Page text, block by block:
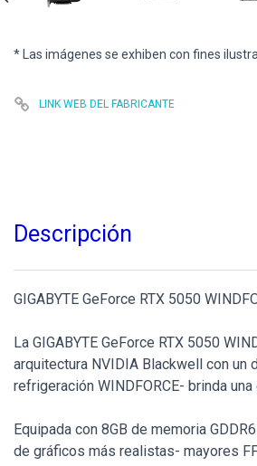
* Las imágenes se exhiben con fines
LINK WEB DEL FABRICANTE
Descripción
GIGABYTE GeForce RTX 5050
La GIGABYTE GeForce RTX 5050
arquitectura NVIDIA Blackwell con
refrigeración WINDFORCE- brinda
Equipada con 8GB de memoria
de gráficos más realistas- mayores